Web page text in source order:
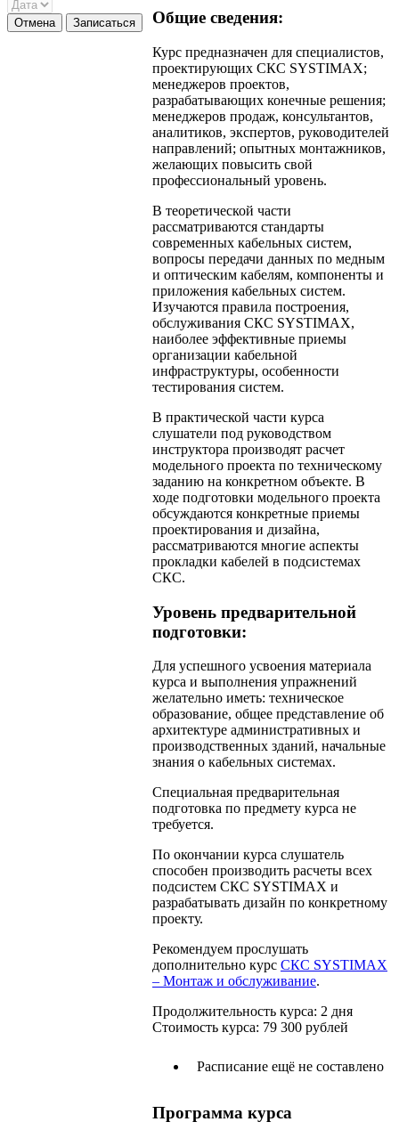
Общие сведения:
Курс предназначен для специалистов,
проектирующих СКС SYSTIMAX;
менеджеров проектов,
разрабатывающих конечные решения;
менеджеров продаж, консультантов,
аналитиков, экспертов, руководителей
направлений; опытных монтажников,
желающих повысить свой
профеcсиональный уровень.
В теоретической части
рассматриваются стандарты
современных кабельных систем,
вопросы передачи данных по медным
и оптическим кабелям, компоненты и
приложения кабельных систем.
Изучаются правила построения,
обслуживания СКС SYSTIMAX,
наиболее эффективные приемы
организации кабельной
инфраструктуры, особенности
тестирования систем.
В практической части курса
слушатели под руководством
инструктора производят расчет
модельного проекта по техническому
заданию на конкретном объекте. В
ходе подготовки модельного проекта
обсуждаются конкретные приемы
проектирования и дизайна,
рассматриваются многие аспекты
прокладки кабелей в подсистемах
СКС.
Уровень предварительной
подготовки:
Для успешного усвоения материала
курса и выполнения упражнений
желательно иметь: техническое
образование, общее представление об
архитектуре административных и
производственных зданий, начальные
знания о кабельных системах.
Специальная предварительная
подготовка по предмету курса не
требуется.
По окончании курса слушатель
способен производить расчеты всех
подсистем СКС SYSTIMAX и
разрабатывать дизайн по конкретному
проекту.
Рекомендуем прослушать
дополнительно курс СКС SYSTIMAX
– Монтаж и обслуживание.
Продолжительность курса: 2 дня
Стоимость курса: 79 300 рублей
Расписание ещё не составлено
Программа курса